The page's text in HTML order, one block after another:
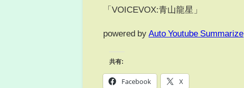
「VOICEVOX:青山龍星」
powered by Auto Youtube Summarize
共有:
Facebook X